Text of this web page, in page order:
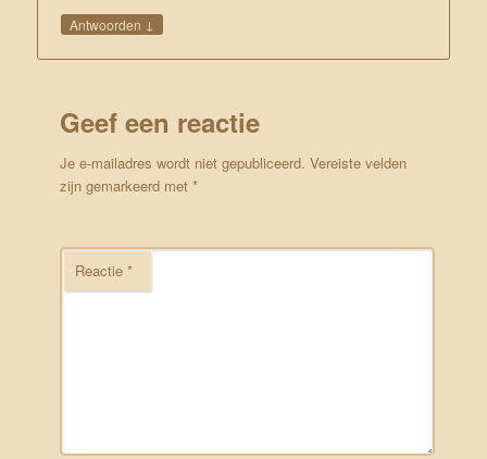
Antwoorden ↓
Geef een reactie
Je e-mailadres wordt niet gepubliceerd. Vereiste velden
zijn gemarkeerd met*
Reactie*